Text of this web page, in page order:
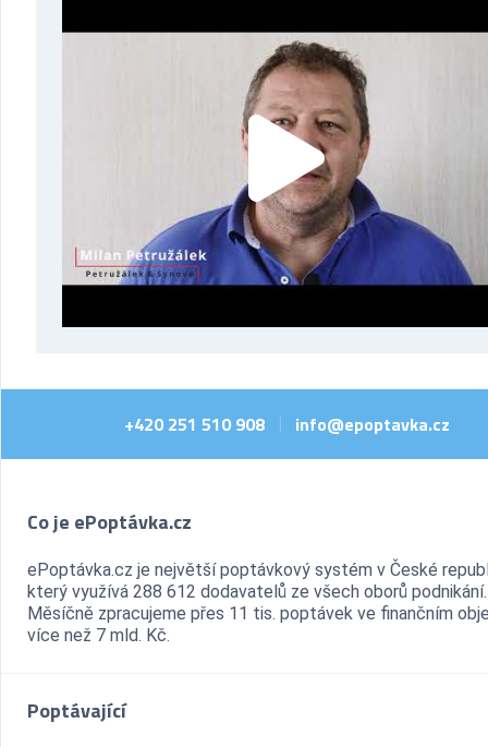
+420 251 510 908 info@epoptavka.cz
Co je ePoptávka.cz
ePoptávka.cz je největší poptávkový systém v České
který využívá 288 612 dodavatelů ze všech oborů podnikání.
Měsíčně zpracujeme přes 11 tis. poptávek ve finančním
více než 7 mld. Kč.
Poptávající